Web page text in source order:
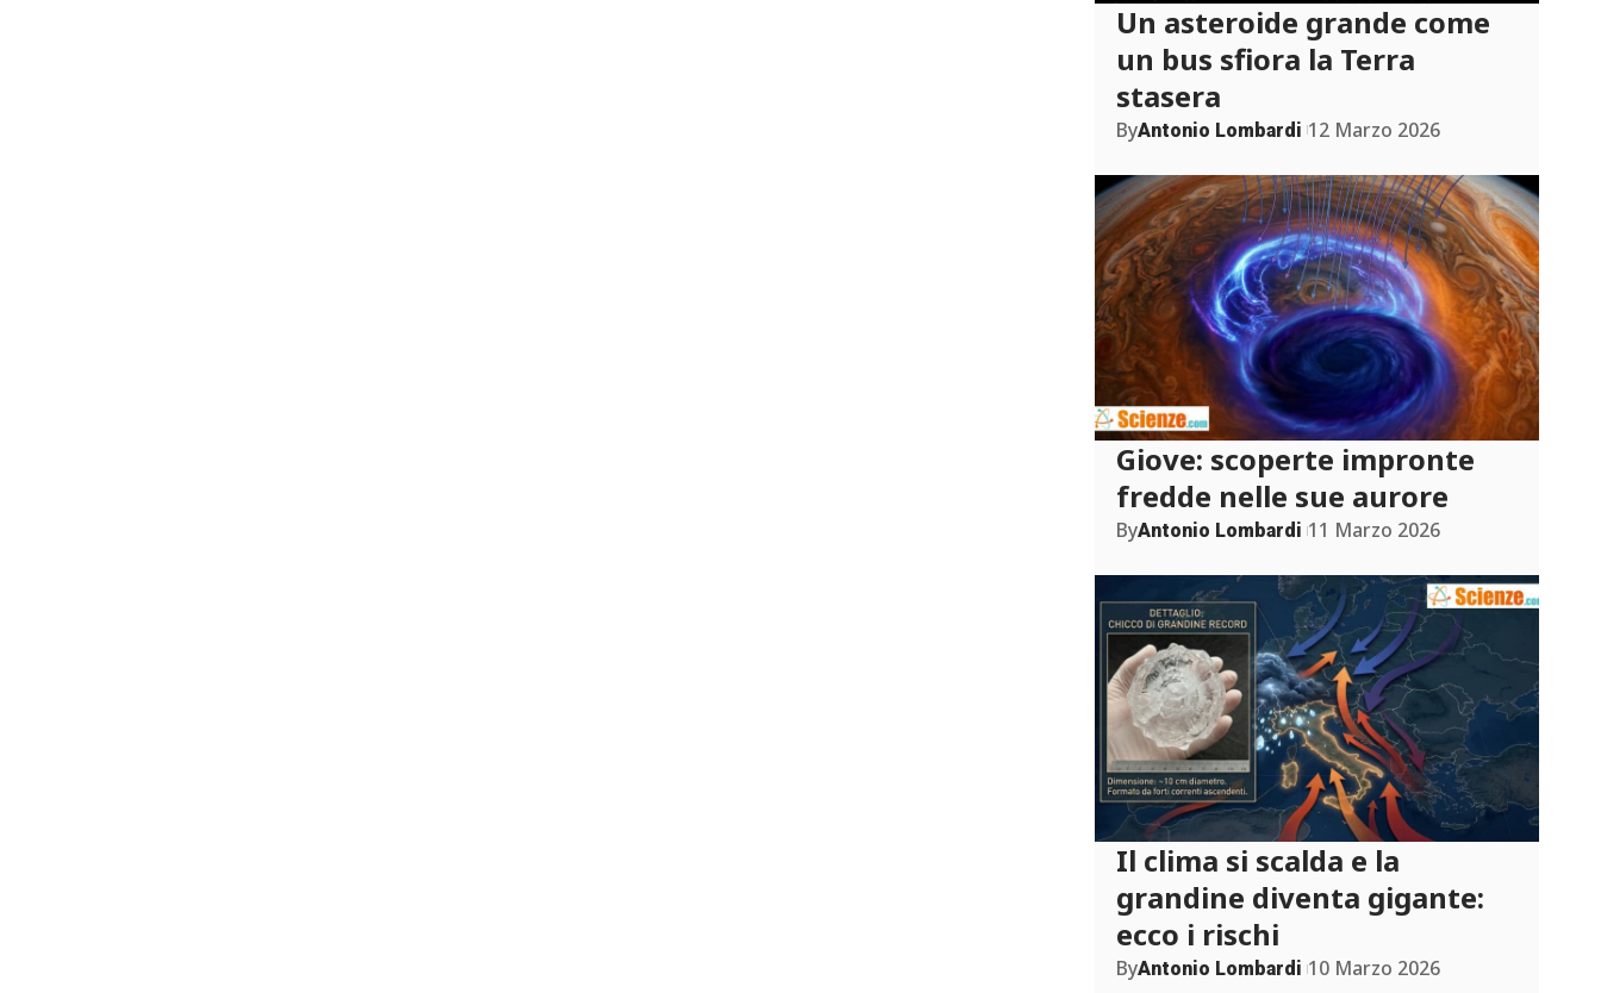
Un asteroide grande come
un bus sfiora la Terra
stasera
ByAntonio Lombardi 12 Marzo 2026
Giove: scoperte impronte
fredde nelle sue aurore
ByAntonio Lombardi 11 Marzo 2026
Il clima si scalda e la
grandine diventa gigante:
ecco i rischi
ByAntonio Lombardi 10 Marzo 2026